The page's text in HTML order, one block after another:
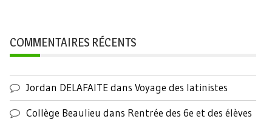
COMMENTAIRES RÉCENTS
Jordan DELAFAITEdans Voyage des latinistes
Collège Beaulieu dans Rentrée des 6e et des élèves